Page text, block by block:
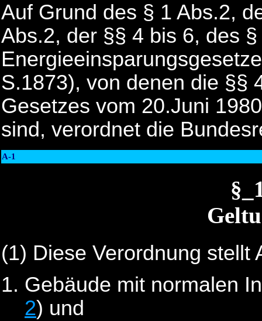
Auf Grund des § 1 Abs.2,
Abs.2, der §§ 4 bis 6, des
S.1873), von denen die §§
Gesetzes vom 20.Juni
sind, verordnet die
A-1
(1) Diese Verordnung stellt
Gebäude mit normalen
2) und